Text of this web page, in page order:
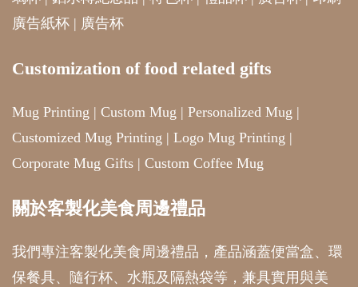
廣告紙杯 | 廣告杯
Customization of food related gifts
Mug Printing | Custom Mug | Personalized Mug |
Customized Mug Printing | Logo Mug Printing |
Corporate Mug Gifts | Custom Coffee Mug
關於客製化美食周邊禮品
我們專注客製化美食周邊禮品，產品涵蓋便當盒、環
保餐具、隨行杯、水瓶及隔熱袋等，兼具實用與美